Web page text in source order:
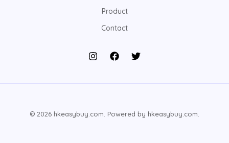
Product
Contact
© 2026 hkeasybuy.com. Powered by hkeasybuy.com.